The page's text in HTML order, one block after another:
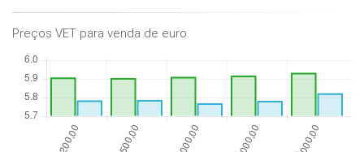
Preços VET para venda de euro.